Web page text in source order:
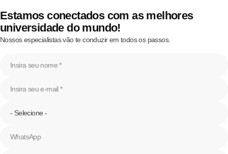
Estamos conectados com as melhores
universidade do mundo!
Nossos especialistas vão te conduzir em todos os passos.